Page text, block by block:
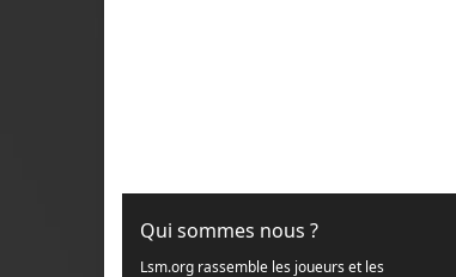
Qui sommes nous ?
Lsm.org rassemble les joueurs et les